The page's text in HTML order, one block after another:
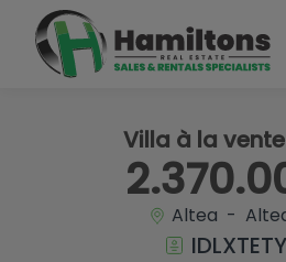
Villa à la
Altea -
1 / 46